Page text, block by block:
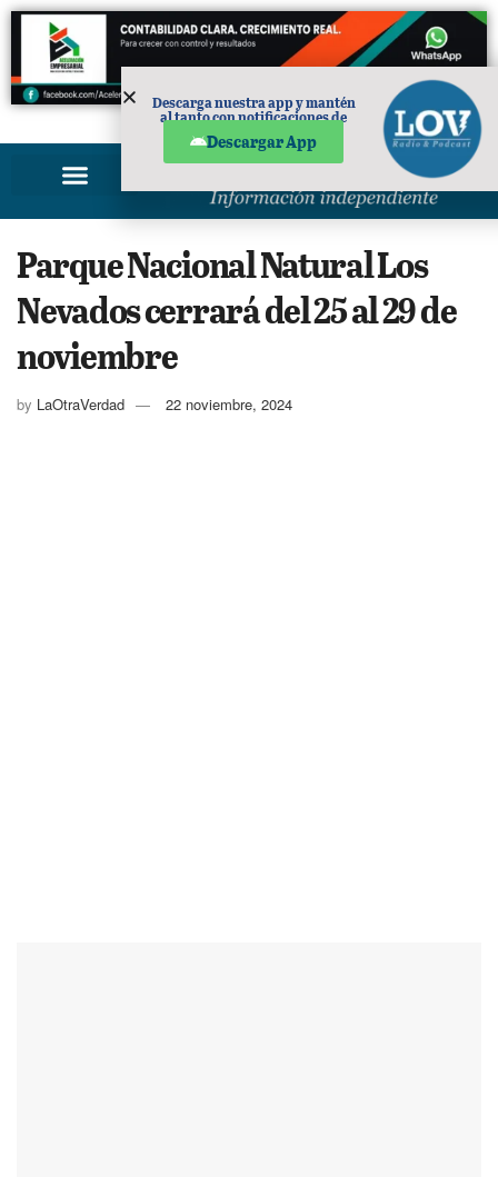
PUBLICIDAD
Parque Nacional Natural Los
Nevados cerrará del 25 al 29 de
noviembre
by LaOtraVerdad 22 noviembre, 2024
Descarga nuestra app y mantén
al tanto con notificaciones de
Descargar App